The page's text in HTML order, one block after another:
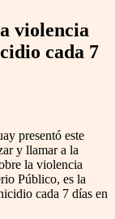
violencia
cada 7
presentó este
y llamar a la
la violencia
Público, es la
cada 7 días en